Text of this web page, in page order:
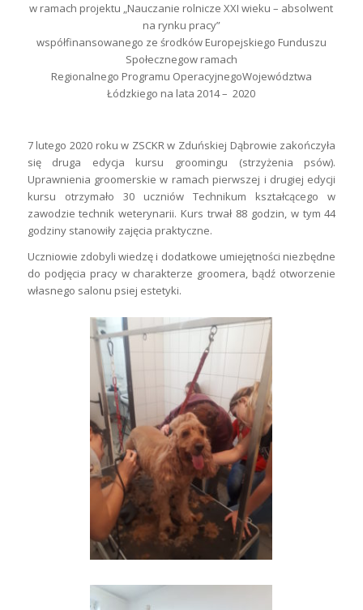
w ramach projektu „Nauczanie rolnicze XXI wieku – absolwent
na rynku pracy”
współfinansowanego ze środków Europejskiego Funduszu
Społecznegow ramach
Regionalnego Programu OperacyjnegoWojewództwa
Łódzkiego na lata 2014 – 2020
7 lutego 2020 roku w ZSCKR w Zduńskiej Dąbrowie zakończyła
się druga edycja kursu groomingu (strzyżenia psów).
Uprawnienia groomerskie w ramach pierwszej i drugiej edycji
kursu otrzymało 30 uczniów Technikum kształcącego w
zawodzie technik weterynarii. Kurs trwał 88 godzin, w tym 44
godziny stanowiły zajęcia praktyczne.
Uczniowie zdobyli wiedzę i dodatkowe umiejętności niezbędne
do podjęcia pracy w charakterze groomera, bądź otworzenie
własnego salonu psiej estetyki.